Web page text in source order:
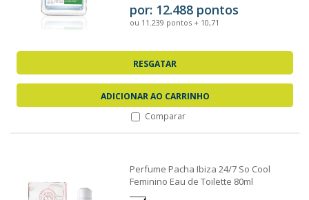
por: 12.488 pontos
ou 11.239 pontos + 10,71
RESGATAR
ADICIONAR AO CARRINHO
Comparar
Perfume Pacha Ibiza 24/7 So Cool
Feminino Eau de Toilette 80ml